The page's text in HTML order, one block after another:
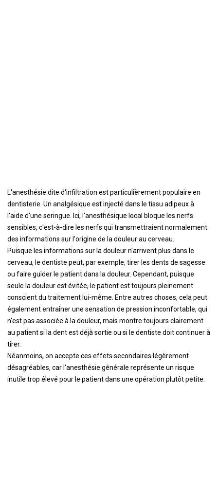
L'anesthésie dite d'infiltration est particulièrement populaire en
dentisterie. Un analgésique est injecté dans le tissu adipeux à
l'aide d'une seringue. Ici, l'anesthésique local bloque les nerfs
sensibles, c'est-à-dire les nerfs qui transmettraient normalement
des informations sur l'origine de la douleur au cerveau.
Puisque les informations sur la douleur n'arrivent plus dans le
cerveau, le dentiste peut, par exemple, tirer les dents de sagesse
ou faire guider le patient dans la douleur. Cependant, puisque
seule la douleur est évitée, le patient est toujours pleinement
conscient du traitement lui-même. Entre autres choses, cela peut
également entraîner une sensation de pression inconfortable, qui
n'est pas associée à la douleur, mais montre toujours clairement
au patient si la dent est déjà sortie ou si le dentiste doit continuer à
tirer.
Néanmoins, on accepte ces effets secondaires légèrement
désagréables, car l'anesthésie générale représente un risque
inutile trop élevé pour le patient dans une opération plutôt petite.